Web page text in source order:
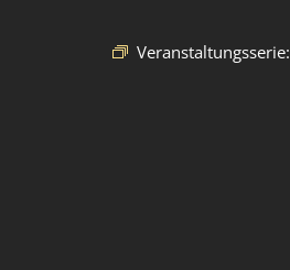
Veranstaltungsserie: